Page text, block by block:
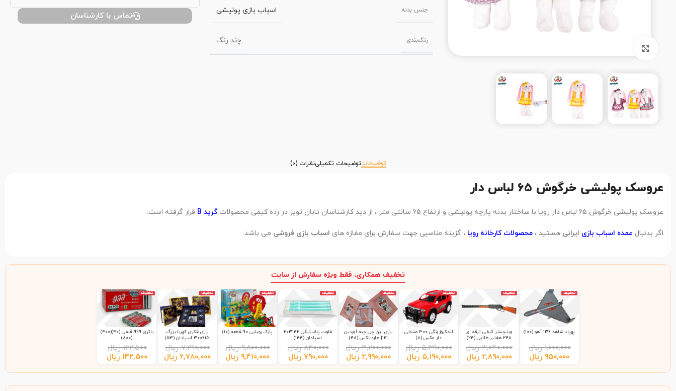
جنس بدنه اسباب بازی پولیشی
رنگ‌بندی چند رنگ
تماس با کارشناسان
توضیحاتتوضیحات تکمیلینظرات (0)
عروسک پولیشی خرگوش 65 لباس دار
عروسک پولیشی خرگوش 65 لباس دار رویا با ساختار بدنه پارچه پولیشی و ارتفاع 65 سانتی متر ، از دید کارشناسان تابان تویز در رده کیفی محصولات گرید B قرار گرفته است.
اگر بدنبال عمده اسباب بازی ایرانی هستید ، محصولات کارخانه رویا ، گزینه مناسبی جهت سفارش برای مغازه های اسباب بازی فروشی می باشد.
تخفیف همکاری، فقط ویژه سفارش از سایت
تخفیف
پهپاد شاهد 136 آهو (100)
۱,۰۰۰,۰۰۰ ریال
۹۵۰,۰۰۰ ریال
تخفیف
وینچستر کیفی ترقه ای
248 هفتیر طلایی (24)
۳,۰۴۰,۰۰۰ ریال
۲,۸۹۰,۰۰۰ ریال
تخفیف
لندکروز رنگی 300 صندلی
دار مکس (8)
۵,۳۹۰,۰۰۰ ریال
۵,۱۹۰,۰۰۰ ریال
تخفیف
بازی این چی چیه آوردین
121| هاردباکس (48)
۳,۲۰۰,۰۰۰ ریال
۲,۹۹۰,۰۰۰ ریال
تخفیف
فلوت پلاستیکی 203142
اسپادان (144)
۸۴۰,۰۰۰ ریال
۷۹۰,۰۰۰ ریال
تخفیف
پارک رویایی 90 قطعه (10)
۹,۸۰۰,۰۰۰ ریال
۹,۴۱۰,۰۰۰ ریال
تخفیف
بازی فکری کهربا بزرگ
300615 اسپادان (53)
۷,۲۹۰,۰۰۰ ریال
۶,۷۸۰,۰۰۰ ریال
تخفیف
باتری 999 قلمی (40)(400)
(800)
۱۶۲,۵۰۰ ریال
۱۴۲,۵۰۰ ریال